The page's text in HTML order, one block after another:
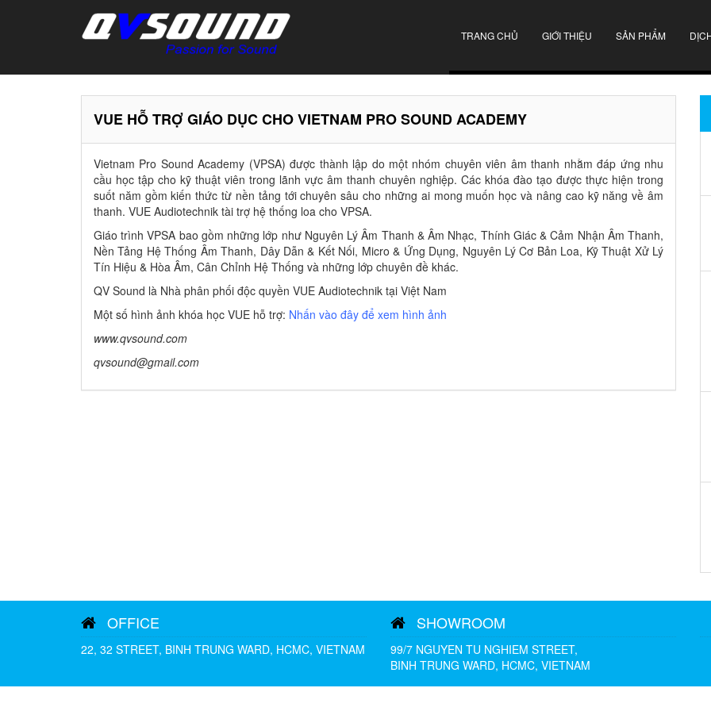
TRANG CHỦ GIỚI THIỆU SẢN PHẨM
VUE HỖ TRỢ GIÁO DỤC CHO VIETNAM PRO SOUND ACADEMY
Vietnam Pro Sound Academy (VPSA) được thành lập do một nhóm chuyên viên âm thanh nhằm đáp ứng nhu
cầu học tập cho kỹ thuật viên trong lãnh vực âm thanh chuyên nghiệp. Các khóa đào tạo được thực hiện trong
suốt năm gồm kiến thức từ nền tảng tới chuyên sâu cho những ai mong muốn học và nâng cao kỹ năng về âm
thanh. VUE Audiotechnik tài trợ hệ thống loa cho VPSA.
Giáo trình VPSA bao gồm những lớp như Nguyên Lý Âm Thanh & Âm Nhạc, Thính Giác & Cảm Nhận Âm Thanh,
Nền Tảng Hệ Thống Âm Thanh, Dây Dẫn & Kết Nối, Micro & Ứng Dụng, Nguyên Lý Cơ Bản Loa, Kỹ Thuật Xử Lý
Tín Hiệu & Hòa Âm, Cân Chỉnh Hệ Thống và những lớp chuyên đề khác.
QV Sound là Nhà phân phối độc quyền VUE Audiotechnik tại Việt Nam
Một số hình ảnh khóa học VUE hỗ trợ: Nhấn vào đây để xem hình ảnh
www.qvsound.com
qvsound@gmail.com
OFFICE
22, 32 STREET, BINH TRUNG WARD, HCMC, VIETNAM
SHOWROOM
99/7 NGUYEN TU NGHIEM STREET,
BINH TRUNG WARD, HCMC, VIETNAM